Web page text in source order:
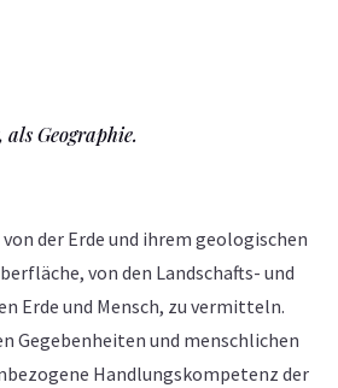
Geographie.
der Erde und ihrem geologischen
von den Landschafts- und
Erde und Mensch, zu vermitteln.
Gegebenheiten und menschlichen
Handlungskompetenz der